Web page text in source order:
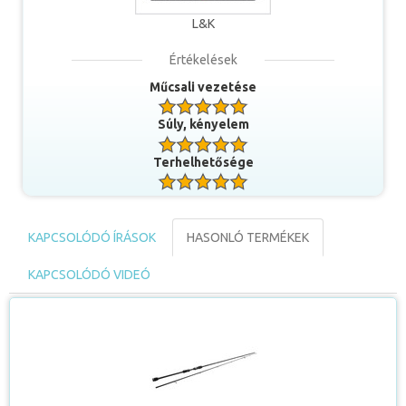
Ajánlott orsóméret: 1000-es
Egy igazi finom horgászbot, mellyel a legapróbb csalikat is
el tudjuk vezetni, használhatjuk vékony nanofil, vagy
monofil zsinórral, de jó választás lehet az L&K
legvékonyabb 0,04 mm-es sárga színű fonott zsinórja is.
Part menti sügerek, kövesek, kisebb süllők, csukák
ellenfele. Érzékenysége révén olyan precízen tudjuk vele a
csalit prezentálni, melynek egyik ilyen ragadozó sem tud
orsóméret: 2000-3000
Átmenet a legfinomabb és a közepes erősségű pálca
ahol nem kell túl nagy jigfejekkel horgásznunk, vagy nem
húzza meg a sodrás túlságosan a feltett wobblert.
L&K
Értékelések
Műcsali vezetése
Súly, kényelem
Terhelhetősége
KAPCSOLÓDÓ ÍRÁSOK HASONLÓ TERMÉKEK
KAPCSOLÓDÓ VIDEÓ